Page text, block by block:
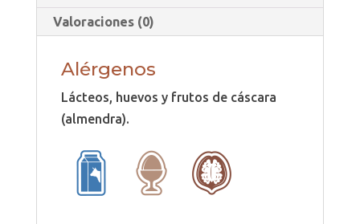
Valoraciones (0)
Alérgenos
Lácteos, huevos y frutos de cáscara
(almendra).